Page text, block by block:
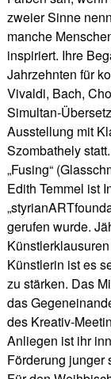
zweier Sinne
manche
inspiriert. Ihre
Jahrzehnten für
Vivaldi, Bach,
Simultan-
Ausstellung mit
Szombathely
„Fusing“
Edith Temmel ist
gerufen wurde.
Künstlerin ist es
zu stärken. Das
das
des Kreativ-
Anliegen ist ihr
Förderung junger